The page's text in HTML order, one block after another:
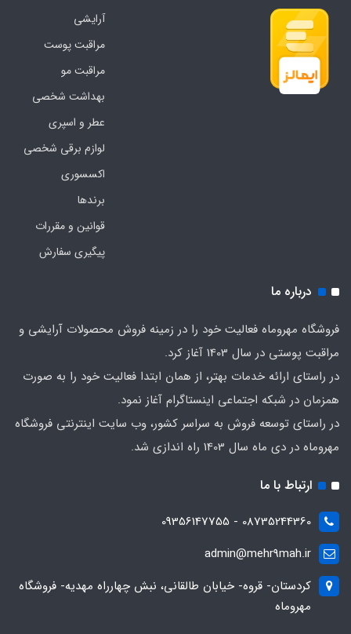
آرایشی
مراقبت پوست
مراقبت مو
بهداشت شخصی
عطر و اسپری
لوازم برقی شخصی
اکسسوری
برندها
قوانین و مقررات
پیگیری سفارش
درباره ما
فروشگاه مهروماه فعالیت خود را در زمینه فروش محصولات آرایشی و
مراقبت پوستی در سال 1403 آغاز کرد.
در راستای ارائه خدمات بهتر، از همان ابتدا فعالیت خود را به صورت
همزمان در شبکه اجتماعی اینستاگرام آغاز نمود.
در راستای توسعه فروش به سراسر کشور، وب سایت اینترنتی فروشگاه
مهروماه در دی ماه سال 1403 راه اندازی شد.
ارتباط با ما
08735244360 - 09356147755
admin@mehr9mah.ir
کردستان- قروه- خیابان طالقانی، نبش چهارراه مهدیه- فروشگاه
مهروماه